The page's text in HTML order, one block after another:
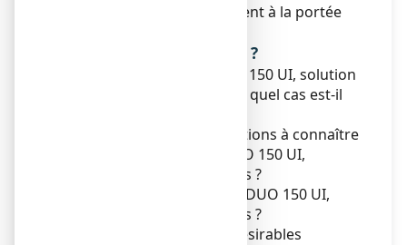
Ne laissez pas ce médicament à la portée
Que contient cette notice ?
1. Qu'est-ce que ZYMADUO 150 UI, solution
buvable en gouttes et dans quel cas est-il
2. Quelles sont les informations à connaître
avant de prendre ZYMADUO 150 UI,
solution buvable en gouttes ?
3. Comment prendre ZYMADUO 150 UI,
solution buvable en gouttes ?
4. Quels sont les effets indésirables